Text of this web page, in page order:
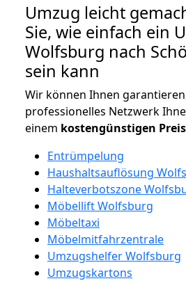
Umzug leicht
Sie, wie einfach ein
Wolfsburg nach
sein kann
Wir können Ihnen
professionelles Netzwerk
einem kostengünstigen Preis
Entrümpelung
Haushaltsauflösung
Halteverbotszone
Möbellift Wolfsburg
Möbeltaxi
Möbelmitfahrzentrale
Umzugshelfer Wolfsburg
Umzugskartons